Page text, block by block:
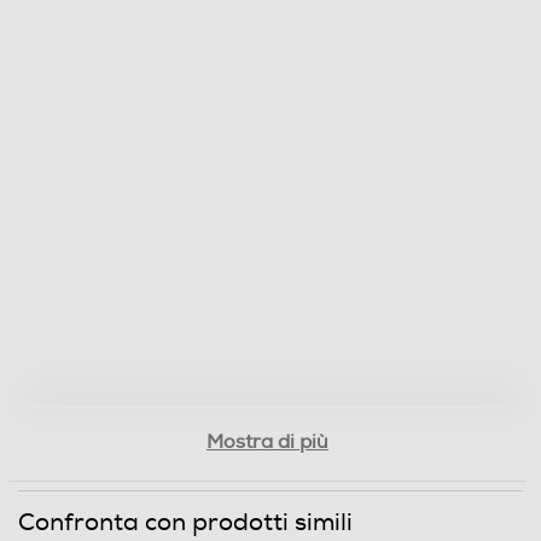
Mostra di più
Confronta con prodotti simili